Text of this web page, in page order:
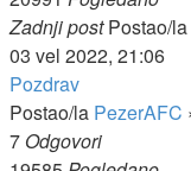
Zadnji postPostao/la
03 vel 2022, 21:06
Pozdrav
Postao/la PezerAFC
7 Odgovori